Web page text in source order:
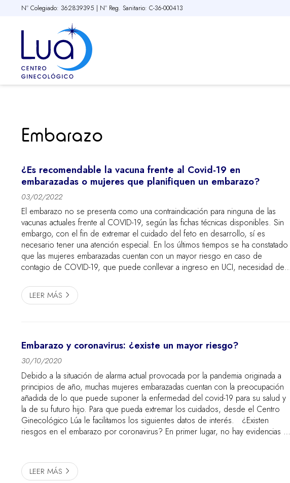
Nº Colegiado: 362839395 | Nº Reg. Sanitario: C-36-000413
Embarazo
¿Es recomendable la vacuna frente al Covid-19 en
embarazadas o mujeres que planifiquen un embarazo?
03/02/2022
El embarazo no se presenta como una contraindicación para ninguna de las
vacunas actuales frente al COVID-19, según las fichas técnicas disponibles. Sin
embargo, con el fin de extremar el cuidado del feto en desarrollo, sí es
necesario tener una atención especial. En los últimos tiempos se ha constatado
que las mujeres embarazadas cuentan con un mayor riesgo en caso de
contagio de COVID-19, que puede conllevar a ingreso en UCI, necesidad de
LEER MÁS
Embarazo y coronavirus: ¿existe un mayor riesgo?
30/10/2020
Debido a la situación de alarma actual provocada por la pandemia originada a
principios de año, muchas mujeres embarazadas cuentan con la preocupación
añadida de lo que puede suponer la enfermedad del covid-19 para su salud y
la de su futuro hijo. Para que pueda extremar los cuidados, desde el Centro
Ginecológico Lúa le facilitamos los siguientes datos de interés. ¿Existen
riesgos en el embarazo por coronavirus? En primer lugar, no hay evidencias de
LEER MÁS